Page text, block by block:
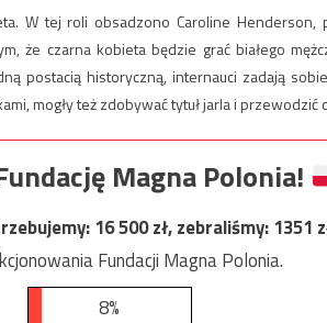
W tej roli obsadzono Caroline
że czarna kobieta będzie grać białego
postacią historyczną, internauci zadają
mogły też zdobywać tytuł jarla i przewodzić
Magna Polonia!
16 500zł, zebraliśmy:1351
Fundacji Magna Polonia.
8%